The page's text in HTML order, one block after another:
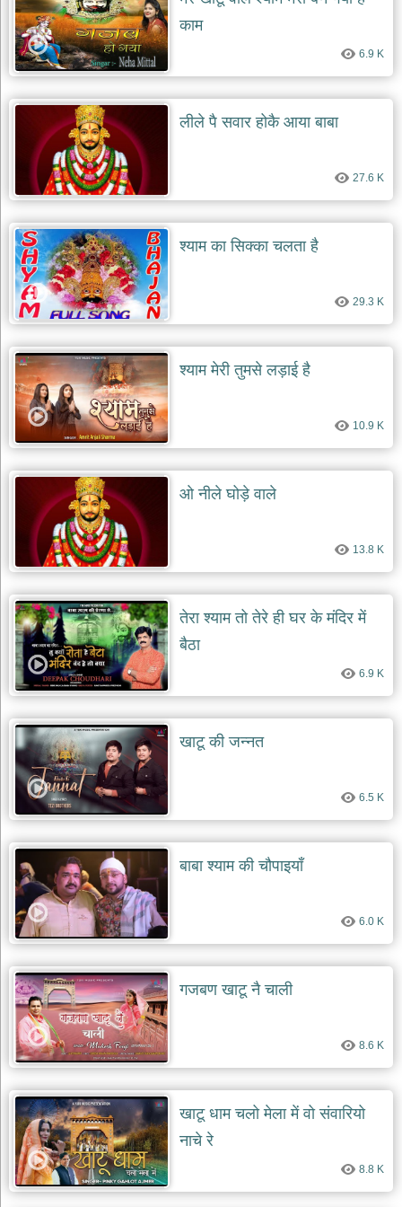
दयाल
भजन
bawa
lal
dayal
bhajans
शनि
भजन
shani
bhajans
आज
का
भजन
bhajan
of
the
day
जोड़ें
add
bhajans
काम
6.9 K
लीले पै सवार होकै आया बाबा
27.6 K
श्याम का सिक्का चलता है
29.3 K
श्याम मेरी तुमसे लड़ाई है
10.9 K
ओ नीले घोड़े वाले
13.8 K
तेरा श्याम तो तेरे ही घर के मंदिर में
बैठा
6.9 K
खाटू की जन्नत
6.5 K
बाबा श्याम की चौपाइयाँ
6.0 K
गजबण खाटू नै चाली
8.6 K
खाटू धाम चलो मेला में वो संवारियो
नाचे रे
8.8 K